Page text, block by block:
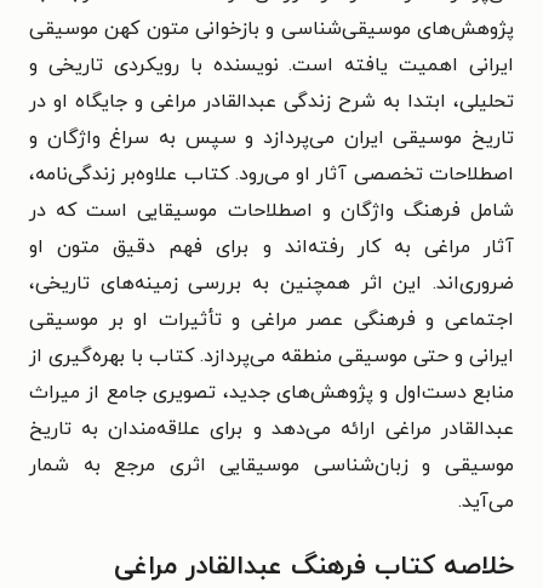
پژوهش‌های موسیقی‌شناسی و بازخوانی متون کهن موسیقی
ایرانی اهمیت یافته است. نویسنده با رویکردی تاریخی و
تحلیلی، ابتدا به شرح زندگی عبدالقادر مراغی و جایگاه او در
تاریخ موسیقی ایران می‌پردازد و سپس به سراغ واژگان و
اصطلاحات تخصصی آثار او می‌رود. کتاب علاوه‌بر زندگی‌نامه،
شامل فرهنگ واژگان و اصطلاحات موسیقایی است که در
آثار مراغی به کار رفته‌اند و برای فهم دقیق متون او
ضروری‌اند. این اثر همچنین به بررسی زمینه‌های تاریخی،
اجتماعی و فرهنگی عصر مراغی و تأثیرات او بر موسیقی
ایرانی و حتی موسیقی منطقه می‌پردازد. کتاب با بهره‌گیری از
منابع دست‌اول و پژوهش‌های جدید، تصویری جامع از میراث
عبدالقادر مراغی ارائه می‌دهد و برای علاقه‌مندان به تاریخ
موسیقی و زبان‌شناسی موسیقایی اثری مرجع به شمار
می‌آید.
خلاصه کتاب فرهنگ عبدالقادر مراغی